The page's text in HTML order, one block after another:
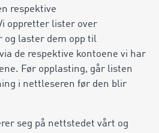
respektive
oppretter lister over
og laster dem opp til
de respektive kontoene vi har
Før opplasting, går listen
i nettleseren før den blir
seg på nettstedet vårt og